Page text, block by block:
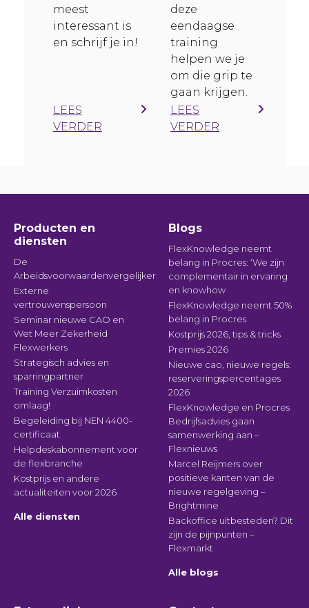
meest
interessant is
en schrijf je in!
LEES
VERDER
deze
eendaagse
training
helpen we je
om die grip te
gaan krijgen.
LEES
VERDER
Producten en
diensten
De
Arbeidsvoorwaardenvergelijker
Externe
vertrouwenspersoon
Seminar nieuwe CAO en
Wet Meer Zekerheid
Flexwerkers
Strategisch advies en
sparringpartner
Training Verzuimkosten
omlaag!
Begeleiding bij NEN 4400-
certificaat
Helpdeskabonnement voor
de flexbranche
Kostprijs en andere
actualiteiten voor 2026
Alle diensten
Blogs
FlexKnowledge neemt
belang in Procres: ‘We zijn
complementair in ervaring
en knowhow
FlexKnowledge neemt 50%
belang in Procres
Kostprijs 2026, tips & tricks
Premies 2026
Nieuwe cao, nieuwe regels:
reserveringspercentages
2026
FlexKnowledge en Procres
Bedrijfsadvies gaan
samenwerking aan –
Flexnieuws
Marcel Reijmers over
positieve kanten van de
nieuwe regelgeving –
Brightmine
Backoffice uitbesteden? Dit
zijn de pijnpunten –
Flexmarkt
Alle blogs